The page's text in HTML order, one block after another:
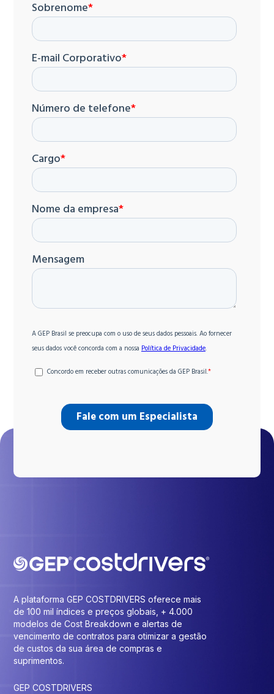
A plataforma GEP COSTDRIVERS oferece mais
de 100 mil índices e preços globais, + 4.000
modelos de Cost Breakdown e alertas de
vencimento de contratos para otimizar a gestão
de custos da sua área de compras e
suprimentos.
GEP COSTDRIVERS